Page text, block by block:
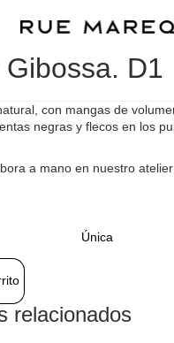
D1
con mangas de
negras y flecos en los
a mano en nuestro
Única
relacionados